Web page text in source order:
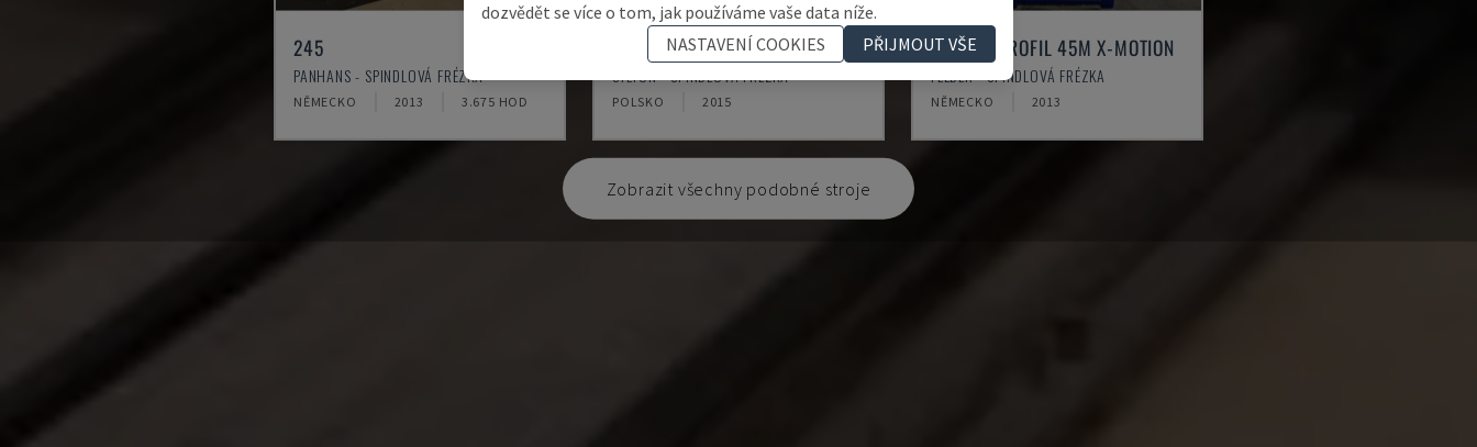
245
PANHANS - SPINDLOVÁ FRÉZKA
NĚMECKO 2013 3.675 HOD
STETON - SPINDLOVÁ FRÉZKA
POLSKO 2015
FORMAT PROFIL 45M X-MOTION
FELDER - SPINDLOVÁ FRÉZKA
NĚMECKO 2013
Zobrazit všechny podobné stroje
dozvědět se více o tom, jak používáme vaše data níže.
NASTAVENÍ COOKIES
PŘIJMOUT VŠE